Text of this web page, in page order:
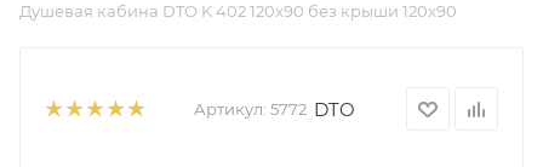
Душевая кабина DTO K 402 120x90 без крыши 120x90
Артикул: 5772 DTO